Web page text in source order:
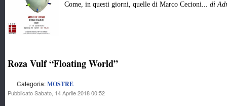
Come, in questi giorni, quelle di Marco Cecioni... di
Roza Vulf “Floating World”
Categoria:MOSTRE
Pubblicato Sabato, 14 Aprile 2018 00:52